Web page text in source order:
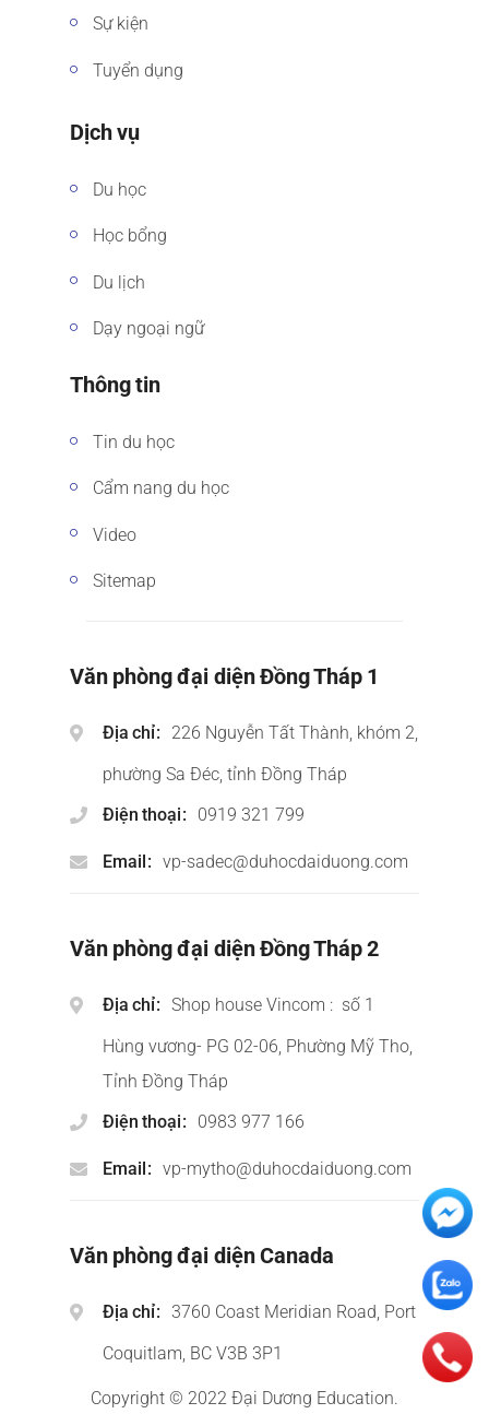
Sự kiện
Tuyển dụng
Dịch vụ
Du học
Học bổng
Du lịch
Dạy ngoại ngữ
Thông tin
Tin du học
Cẩm nang du học
Video
Sitemap
Văn phòng đại diện Đồng Tháp 1
Địa chỉ
226 Nguyễn Tất Thành, khóm 2,
phường Sa Đéc, tỉnh Đồng Tháp
Điện thoại
0919 321 799
Email vp-sadec@duhocdaiduong.com
Văn phòng đại diện Đồng Tháp 2
Địa chỉ
Shop house Vincom : số 1
Hùng vương- PG 02-06, Phường Mỹ Tho,
Tỉnh Đồng Tháp
Điện thoại
0983 977 166
Email vp-mytho@duhocdaiduong.com
Văn phòng đại diện Canada
Địa chỉ
3760 Coast Meridian Road, Port
Coquitlam, BC V3B 3P1
Copyright © 2022 Đại Dương Education.